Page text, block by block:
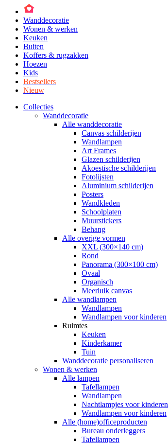
Wanddecoratie
Wonen & werken
Keuken
Buiten
Koffers & rugzakken
Hoezen
Kids
Bestsellers
Nieuw
Collecties
Wanddecoratie
Alle wanddecoratie
Canvas schilderijen
Wandlampen
Art Frames
Glazen schilderijen
Akoestische schilderijen
Fotolijsten
Aluminium schilderijen
Posters
Wandkleden
Schoolplaten
Muurstickers
Behang
Alle overige vormen
XXL (300×140 cm)
Rond
Panorama (300×100 cm)
Ovaal
Organisch
Meerluik canvas
Alle wandlampen
Wandlampen
Wandlampen voor kinderen
Ruimtes
Keuken
Kinderkamer
Tuin
Wanddecoratie personaliseren
Wonen & werken
Alle lampen
Tafellampen
Wandlampen
Nachtlampjes voor kinderen
Wandlampen voor kinderen
Alle (home)officeproducten
Bureau onderleggers
Tafellampen